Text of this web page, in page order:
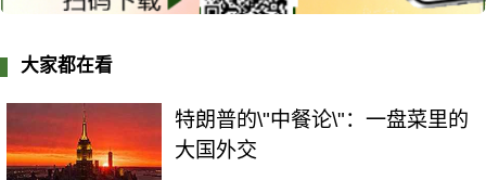
大家都在看
特朗普的\"中餐论\"：一盘菜里的
大国外交